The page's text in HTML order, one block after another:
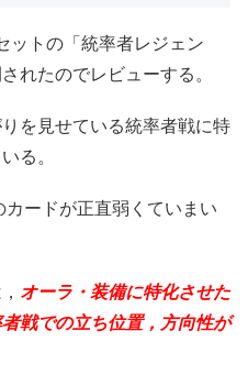
ットの「統率者レジェン
れたのでレビューする。
を見せている統率者戦に特
る。
カードが正直弱くていまい
オーラ・装備に特化させた
戦での立ち位置，方向性が